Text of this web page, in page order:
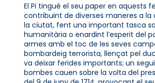
El Pi tingué el seu paper en aquests
contribuint de diverses maneres a la
la ciutat, fent una important tasca
humanitària o enardint l’esperit del
armes amb el toc de les seves
bombardeig terrorista, llençat pel
va deixar ferides importants; un
bombes cauen sobre la volta del